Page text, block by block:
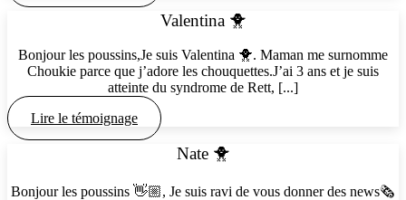
Valentina 🐥
Bonjour les poussins,Je suis Valentina 🐥. Maman me surnomme
Choukie parce que j’adore les chouquettes.J’ai 3 ans et je suis
atteinte du syndrome de Rett, [...]
Lire le témoignage
Nate 🐥
Bonjour les poussins 👋🏼, Je suis ravi de vous donner des news🗞️